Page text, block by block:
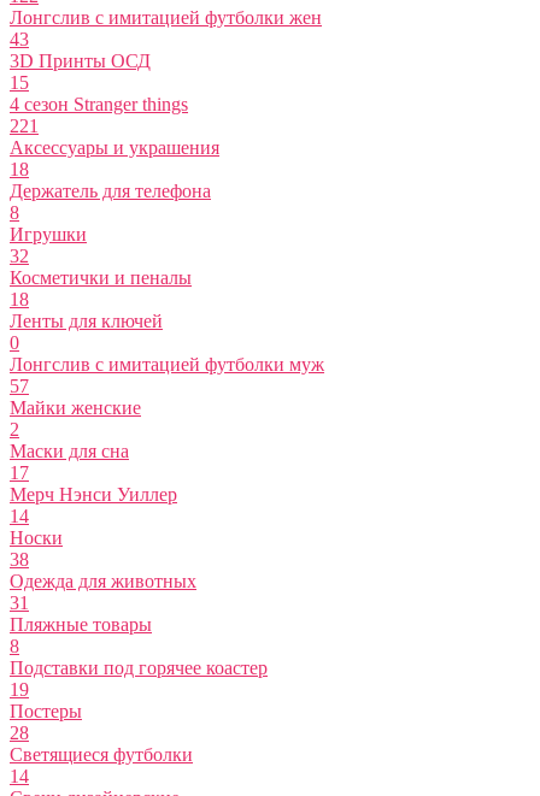
Лонгслив с имитацией футболки жен
43
3D Принты ОСД
15
4 сезон Stranger things
221
Аксессуары и украшения
18
Держатель для телефона
8
Игрушки
32
Косметички и пеналы
18
Ленты для ключей
0
Лонгслив с имитацией футболки муж
57
Майки женские
2
Маски для сна
17
Мерч Нэнси Уиллер
14
Носки
38
Одежда для животных
31
Пляжные товары
8
Подставки под горячее коастер
19
Постеры
28
Светящиеся футболки
14